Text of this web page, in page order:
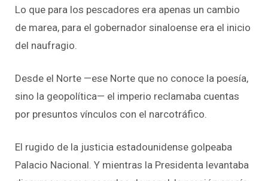
Lo que para los pescadores era apenas un cambio
de marea, para el gobernador sinaloense era el inicio
del naufragio.
Desde el Norte —ese Norte que no conoce la poesía,
sino la geopolítica— el imperio reclamaba cuentas
por presuntos vínculos con el narcotráfico.
El rugido de la justicia estadounidense golpeaba
Palacio Nacional. Y mientras la Presidenta levantaba